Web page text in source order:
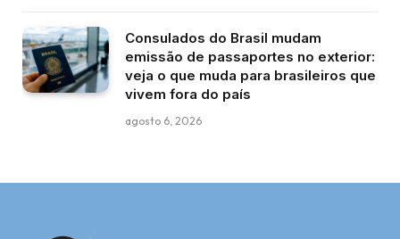
Consulados do Brasil mudam
emissão de passaportes no exterior:
veja o que muda para brasileiros que
vivem fora do país
agosto 6, 2026